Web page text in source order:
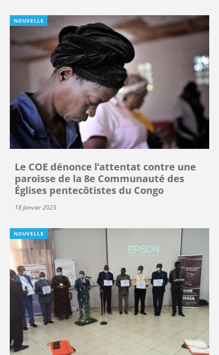
NOUVELLE
Le COE dénonce l’attentat contre une
paroisse de la 8e Communauté des
Églises pentecôtistes du Congo
18 Janvier 2023
NOUVELLE